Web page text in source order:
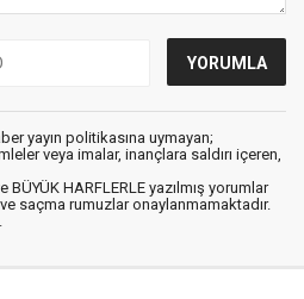
yayın politikasına uymayan;
veya imalar, inançlara saldırı içeren,
HARFLERLE yazılmış yorumlar
saçma rumuzlar onaylanmamaktadır.